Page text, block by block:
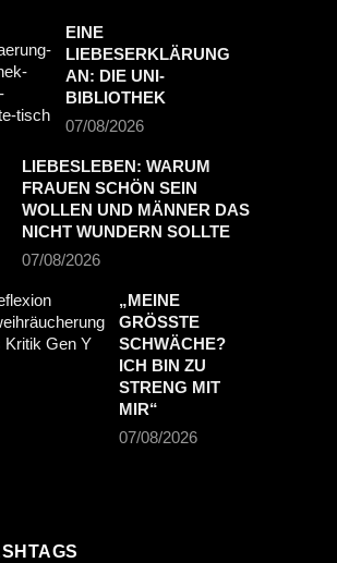
EINE
LIEBESERKLÄRUNG
AN: DIE UNI-
BIBLIOTHEK
07/08/2026
LIEBESLEBEN: WARUM
FRAUEN SCHÖN SEIN
WOLLEN UND MÄNNER DAS
NICHT WUNDERN SOLLTE
07/08/2026
„MEINE
GRÖSSTE S
CHWÄCHE? I
CH BIN ZU S
TRENG MIT M
IR“
07/08/2026